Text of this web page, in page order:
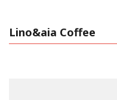
Lino&aia Coffee